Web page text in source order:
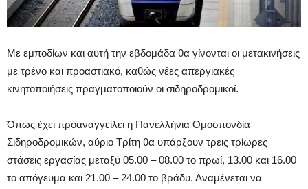
Με εμποδίων και αυτή την εβδομάδα θα γίνονται οι μετακινήσεις
με τρένο και προαστιακό, καθώς νέες απεργιακές
κινητοποιήσεις πραγματοποιούν οι σιδηροδρομικοί.
Όπως έχει προαναγγείλει η Πανελλήνια Ομοσπονδία
Σιδηροδρομικών, αύριο Τρίτη θα υπάρξουν τρεις τρίωρες
στάσεις εργασίας μεταξύ 05.00 – 08.00 το πρωί, 13.00 και 16.00
το απόγευμα και 21.00 – 24.00 το βράδυ. Αναμένεται να